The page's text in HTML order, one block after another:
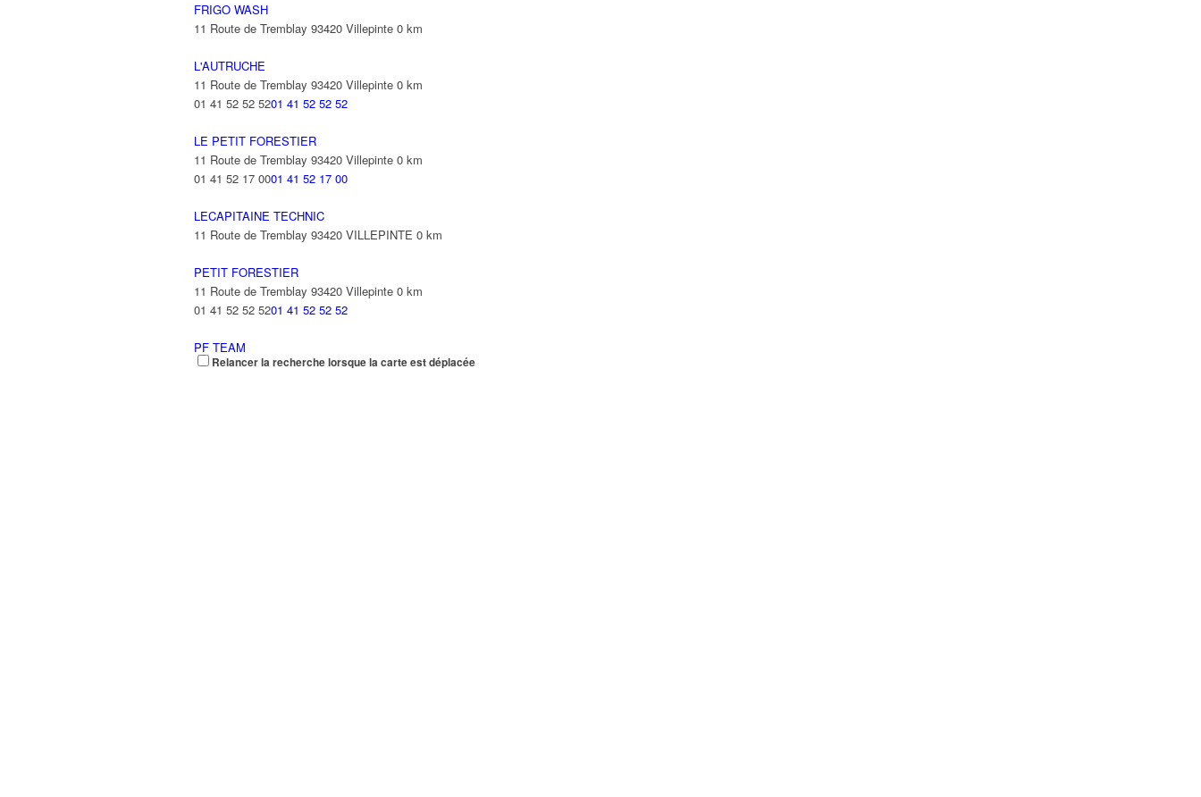
FRIGO WASH
11 Route de Tremblay 93420 Villepinte 0 km
L'AUTRUCHE
11 Route de Tremblay 93420 Villepinte 0 km
01 41 52 52 5201 41 52 52 52
LE PETIT FORESTIER
11 Route de Tremblay 93420 Villepinte 0 km
01 41 52 17 0001 41 52 17 00
LECAPITAINE TECHNIC
11 Route de Tremblay 93420 VILLEPINTE 0 km
PETIT FORESTIER
11 Route de Tremblay 93420 Villepinte 0 km
01 41 52 52 5201 41 52 52 52
PF TEAM
11 Route de Tremblay 93420 VILLEPINTE 0 km
Relancer la recherche lorsque la carte est déplacée